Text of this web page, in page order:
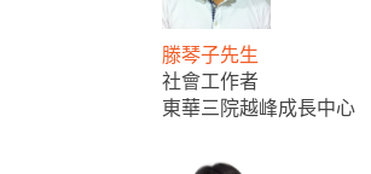
滕琴子先生
社會工作者
東華三院越峰成長中心